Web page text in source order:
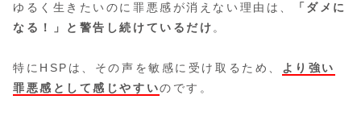
ゆるく生きたいのに罪悪感が消えない理由は、
「ダメに
なる！」と警告し続けているだけ。
特にHSPは、その声を敏感に受け取るため、 より強い
罪悪感として感じやすいのです。